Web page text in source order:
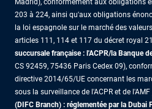
Madrid), conformément aux obligations
203 à 224, ainsi qu'aux obligations
la loi espagnole sur le marché des
articles 111, 114 et 117 du décret royal
succursale française : l'ACPR/la Banque
CS 92459, 75436 Paris Cedex 09),
directive 2014/65/UE concernant les
sous la surveillance de l'ACPR et de l'AMF
(DIFC Branch) : réglementée par la Dubai